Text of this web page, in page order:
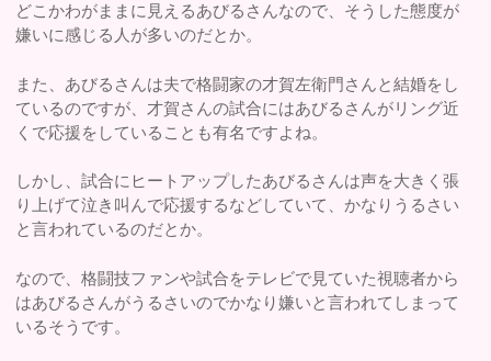
どこかわがままに見えるあびるさんなので、そうした態度が
嫌いに感じる人が多いのだとか。
また、あびるさんは夫で格闘家の才賀左衛門さんと結婚をし
ているのですが、才賀さんの試合にはあびるさんがリング近
くで応援をしていることも有名ですよね。
しかし、試合にヒートアップしたあびるさんは声を大きく張
り上げて泣き叫んで応援するなどしていて、かなりうるさい
と言われているのだとか。
なので、格闘技ファンや試合をテレビで見ていた視聴者から
はあびるさんがうるさいのでかなり嫌いと言われてしまって
いるそうです。